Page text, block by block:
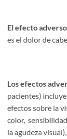
El efecto
es el dolor de
Los efectos
pacientes)
efectos sobre la
color,
la agudeza